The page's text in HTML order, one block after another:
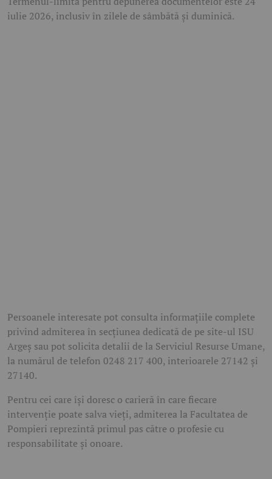
iulie 2026, inclusiv în zilele de sâmbătă și duminică.
Persoanele interesate pot consulta informațiile complete
privind admiterea în secțiunea dedicată de pe site-ul ISU
Argeș sau pot solicita detalii de la Serviciul Resurse Umane,
la numărul de telefon 0248 217 400, interioarele 27142 și
27140.
Pentru cei care își doresc o carieră în care fiecare
intervenție poate salva vieți, admiterea la Facultatea de
Pompieri reprezintă primul pas către o profesie cu
responsabilitate și onoare.